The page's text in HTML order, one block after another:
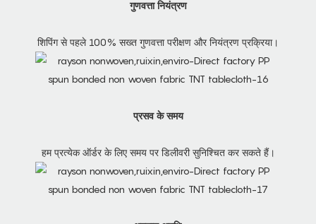
गुणवत्ता नियंत्रण
शिपिंग से पहले 100% सख्त गुणवत्ता परीक्षण और नियंत्रण प्रक्रिया।
प्रसव के समय
हम प्रत्येक ऑर्डर के लिए समय पर डिलीवरी सुनिश्चित कर सकते हैं।